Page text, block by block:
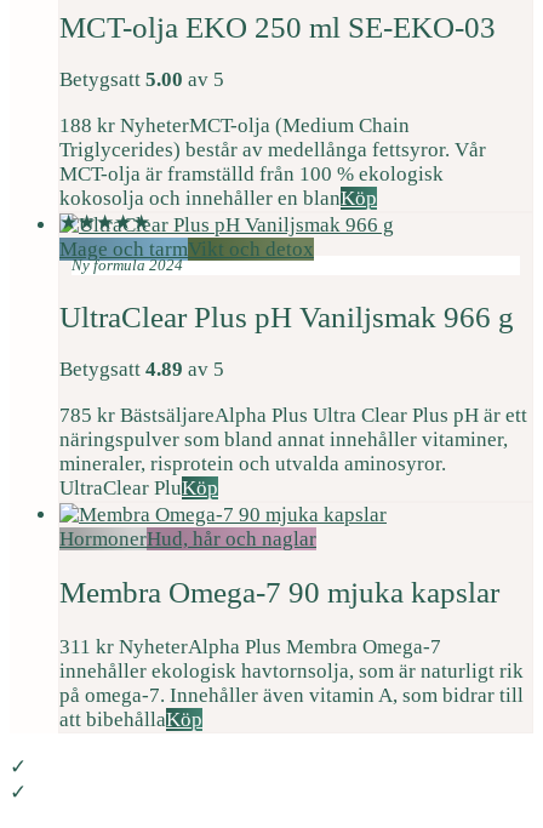
MCT-olja EKO 250 ml SE-EKO-03
Betygsatt 5.00 av 5
188 kr NyheterMCT-olja (Medium Chain
Triglycerides) består av medellånga fettsyror. Vår
MCT-olja är framställd från 100 % ekologisk
kokosolja och innehåller en blanKöp
Mage och tarmVikt och detox
Ny formula 2024
UltraClear Plus pH Vaniljsmak 966 g
Betygsatt 4.89 av 5
785 kr BästsäljareAlpha Plus Ultra Clear Plus pH är ett
näringspulver som bland annat innehåller vitaminer,
mineraler, risprotein och utvalda aminosyror.
UltraClear PluKöp
HormonerHud, hår och naglar
Membra Omega-7 90 mjuka kapslar
311 kr NyheterAlpha Plus Membra Omega-7
innehåller ekologisk havtornsolja, som är naturligt rik
på omega-7. Innehåller även vitamin A, som bidrar till
att bibehållaKöp
✓
✓